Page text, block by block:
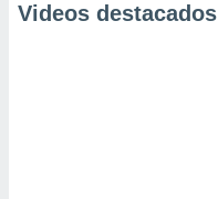
Videos destacados